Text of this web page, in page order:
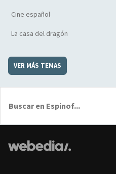
Cine español
La casa del dragón
VER MÁS TEMAS